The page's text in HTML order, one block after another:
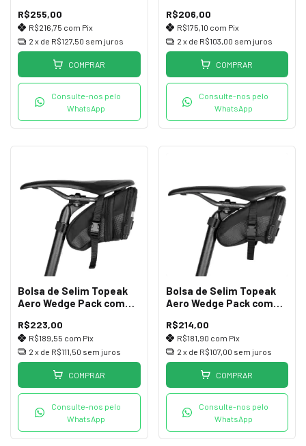
R$255,00
R$216,75 com Pix
2 x de R$127,50 sem juros
COMPRAR
Consulte-nos pelo
WhatsApp
R$206,00
R$175,10 com Pix
2 x de R$103,00 sem juros
COMPRAR
Consulte-nos pelo
WhatsApp
Bolsa de Selim Topeak
Aero Wedge Pack com
R$223,00
R$189,55 com Pix
2 x de R$111,50 sem juros
COMPRAR
Consulte-nos pelo
WhatsApp
Bolsa de Selim Topeak
Aero Wedge Pack com
R$214,00
R$181,90 com Pix
2 x de R$107,00 sem juros
COMPRAR
Consulte-nos pelo
WhatsApp